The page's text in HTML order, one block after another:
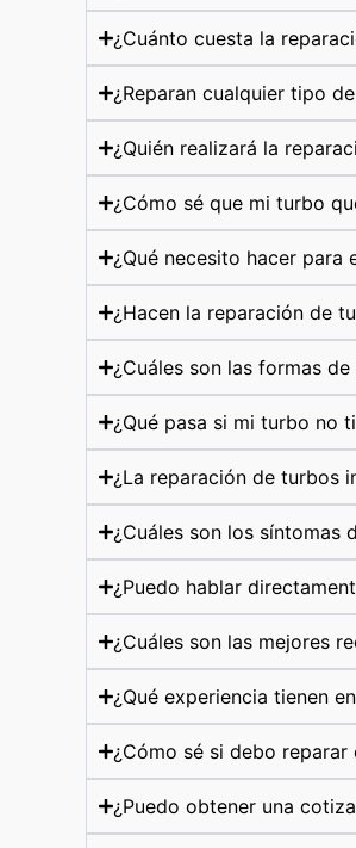
¿Cuánto cuesta la
¿Reparan cualquier tipo
¿Quién realizará la
¿Cómo sé que mi turbo
¿Qué necesito hacer para
¿Hacen la reparación de
¿Cuáles son las formas
¿Qué pasa si mi turbo no
¿La reparación de turbos
¿Cuáles son los síntomas
¿Puedo hablar
¿Cuáles son las mejores
¿Qué experiencia tienen
¿Cómo sé si debo
¿Puedo obtener una